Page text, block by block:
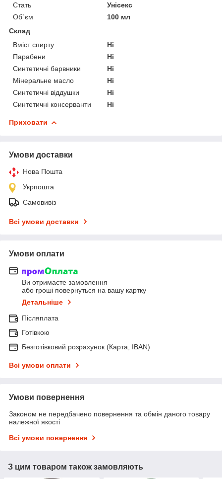
Стать
Унісекс
Об`єм
100 мл
Склад
Вміст спирту
Ні
Парабени
Ні
Синтетичні барвники
Ні
Мінеральне масло
Ні
Синтетичні віддушки
Ні
Синтетичні консерванти
Ні
Приховати
Умови доставки
Нова Пошта
Укрпошта
Самовивіз
Всі умови доставки
Умови оплати
Ви отримаєте замовлення
або гроші повернуться на вашу картку
Детальніше
Післяплата
Готівкою
Безготівковий розрахунок (Карта, IBAN)
Всі умови оплати
Умови повернення
Законом не передбачено повернення та обмін даного товару
належної якості
Всі умови повернення
З цим товаром також замовляють